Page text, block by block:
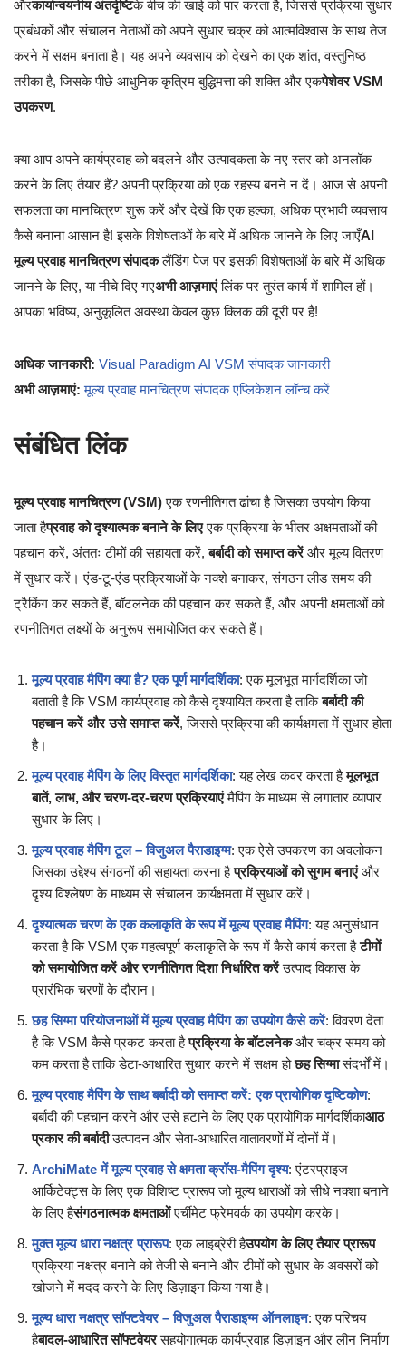
औरकार्यान्वयनीय अंतर्दृष्टिके बीच की खाई को पार करता है, जिससे प्रक्रिया सुधार
प्रबंधकों और संचालन नेताओं को अपने सुधार चक्र को आत्मविश्वास के साथ तेज
करने में सक्षम बनाता है। यह अपने व्यवसाय को देखने का एक शांत, वस्तुनिष्ठ
तरीका है, जिसके पीछे आधुनिक कृत्रिम बुद्धिमत्ता की शक्ति और एकपेशेवर VSM
उपकरण.
क्या आप अपने कार्यप्रवाह को बदलने और उत्पादकता के नए स्तर को अनलॉक
करने के लिए तैयार हैं? अपनी प्रक्रिया को एक रहस्य बनने न दें। आज से अपनी
सफलता का मानचित्रण शुरू करें और देखें कि एक हल्का, अधिक प्रभावी व्यवसाय
कैसे बनाना आसान है! इसके विशेषताओं के बारे में अधिक जानने के लिए जाएँAI
मूल्य प्रवाह मानचित्रण संपादकलैंडिंग पेज पर इसकी विशेषताओं के बारे में अधिक
जानने के लिए, या नीचे दिए गएअभी आज़माएंलिंक पर तुरंत कार्य में शामिल हों।
आपका भविष्य, अनुकूलित अवस्था केवल कुछ क्लिक की दूरी पर है!
अधिक जानकारी: Visual Paradigm AI VSM संपादक जानकारी
अभी आज़माएं: मूल्य प्रवाह मानचित्रण संपादक एप्लिकेशन लॉन्च करें
संबंधित लिंक
मूल्य प्रवाह मानचित्रण (VSM)एक रणनीतिगत ढांचा है जिसका उपयोग किया
जाता हैप्रवाह को दृश्यात्मक बनाने के लिएएक प्रक्रिया के भीतर अक्षमताओं की
पहचान करें, अंततः टीमों की सहायता करें,बर्बादी को समाप्त करेंऔर मूल्य वितरण
में सुधार करें। एंड-टू-एंड प्रक्रियाओं के नक्शे बनाकर, संगठन लीड समय की
ट्रैकिंग कर सकते हैं, बॉटलनेक की पहचान कर सकते हैं, और अपनी क्षमताओं को
रणनीतिगत लक्ष्यों के अनुरूप समायोजित कर सकते हैं।
मूल्य प्रवाह मैपिंग क्या है? एक पूर्ण मार्गदर्शिका: एक मूलभूत मार्गदर्शिका जो
बताती है कि VSM कार्यप्रवाह को कैसे दृश्यायित करता है ताकिबर्बादी की
पहचान करें और उसे समाप्त करें, जिससे प्रक्रिया की कार्यक्षमता में सुधार होता
है।
मूल्य प्रवाह मैपिंग के लिए विस्तृत मार्गदर्शिका: यह लेख कवर करता हैमूलभूत
बातें, लाभ, और चरण-दर-चरण प्रक्रियाएंमैपिंग के माध्यम से लगातार व्यापार
सुधार के लिए।
मूल्य प्रवाह मैपिंग टूल – विजुअल पैराडाइग्म: एक ऐसे उपकरण का अवलोकन
जिसका उद्देश्य संगठनों की सहायता करना हैप्रक्रियाओं को सुगम बनाएंऔर
दृश्य विश्लेषण के माध्यम से संचालन कार्यक्षमता में सुधार करें।
दृश्यात्मक चरण के एक कलाकृति के रूप में मूल्य प्रवाह मैपिंग: यह अनुसंधान
करता है कि VSM एक महत्वपूर्ण कलाकृति के रूप में कैसे कार्य करता हैटीमों
को समायोजित करें और रणनीतिगत दिशा निर्धारित करेंउत्पाद विकास के
प्रारंभिक चरणों के दौरान।
छह सिग्मा परियोजनाओं में मूल्य प्रवाह मैपिंग का उपयोग कैसे करें: विवरण देता
है कि VSM कैसे प्रकट करता हैप्रक्रिया के बॉटलनेकऔर चक्र समय को
कम करता है ताकि डेटा-आधारित सुधार करने में सक्षम होछह सिग्मासंदर्भों में।
मूल्य प्रवाह मैपिंग के साथ बर्बादी को समाप्त करें: एक प्रायोगिक दृष्टिकोण:
बर्बादी की पहचान करने और उसे हटाने के लिए एक प्रायोगिक मार्गदर्शिकाआठ
प्रकार की बर्बादीउत्पादन और सेवा-आधारित वातावरणों में दोनों में।
ArchiMate में मूल्य प्रवाह से क्षमता क्रॉस-मैपिंग दृश्य: एंटरप्राइज
आर्किटेक्ट्स के लिए एक विशिष्ट प्रारूप जो मूल्य धाराओं को सीधे नक्शा बनाने
के लिए हैसंगठनात्मक क्षमताओंएर्चीमेट फ्रेमवर्क का उपयोग करके।
मुक्त मूल्य धारा नक्षत्र प्रारूप: एक लाइब्रेरी हैउपयोग के लिए तैयार प्रारूप
प्रक्रिया नक्षत्र बनाने को तेजी से बनाने और टीमों को सुधार के अवसरों को
खोजने में मदद करने के लिए डिज़ाइन किया गया है।
मूल्य धारा नक्षत्र सॉफ्टवेयर – विजुअल पैराडाइग्म ऑनलाइन: एक परिचय
हैबादल-आधारित सॉफ्टवेयरसहयोगात्मक कार्यप्रवाह डिज़ाइन और लीन निर्माण